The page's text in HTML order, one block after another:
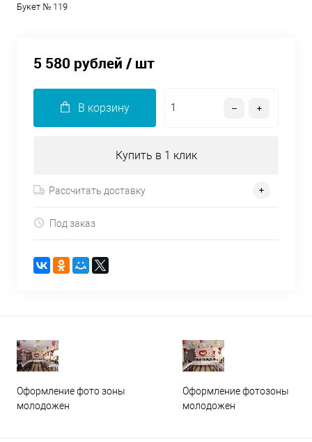
Букет № 119
5 580 рублей / шт
В корзину
Купить в 1 клик
Рассчитать доставку
Под заказ
Оформление фото зоны
молодожен
Оформление фотозоны
молодожен